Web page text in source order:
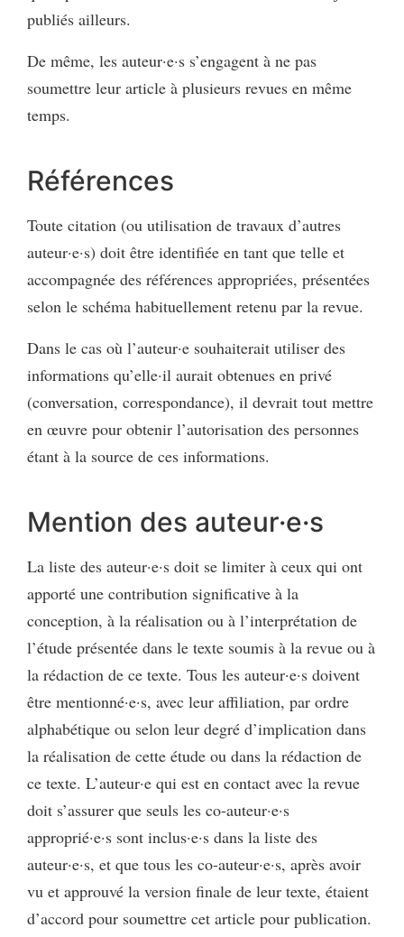
publiés ailleurs.
De même, les auteur·e·s s’engagent à ne pas
soumettre leur article à plusieurs revues en même
temps.
Références
Toute citation (ou utilisation de travaux d’autres
auteur·e·s) doit être identifiée en tant que telle et
accompagnée des références appropriées, présentées
selon le schéma habituellement retenu par la revue.
Dans le cas où l’auteur·e souhaiterait utiliser des
informations qu’elle·il aurait obtenues en privé
(conversation, correspondance), il devrait tout mettre
en œuvre pour obtenir l’autorisation des personnes
étant à la source de ces informations.
Mention des auteur·e·s
La liste des auteur·e·s doit se limiter à ceux qui ont
apporté une contribution significative à la
conception, à la réalisation ou à l’interprétation de
l’étude présentée dans le texte soumis à la revue ou à
la rédaction de ce texte. Tous les auteur·e·s doivent
être mentionné·e·s, avec leur affiliation, par ordre
alphabétique ou selon leur degré d’implication dans
la réalisation de cette étude ou dans la rédaction de
ce texte. L’auteur·e qui est en contact avec la revue
doit s’assurer que seuls les co-auteur·e·s
approprié·e·s sont inclus·e·s dans la liste des
auteur·e·s, et que tous les co-auteur·e·s, après avoir
vu et approuvé la version finale de leur texte, étaient
d’accord pour soumettre cet article pour publication.